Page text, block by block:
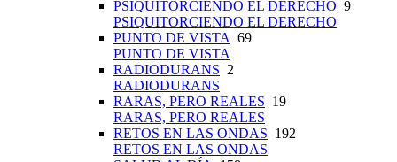
PSIQUITORCIENDO EL DERECHO 9
PSIQUITORCIENDO EL DERECHO
PUNTO DE VISTA 69
PUNTO DE VISTA
RADIODURANS 2
RADIODURANS
RARAS, PERO REALES 19
RARAS, PERO REALES
RETOS EN LAS ONDAS 192
RETOS EN LAS ONDAS